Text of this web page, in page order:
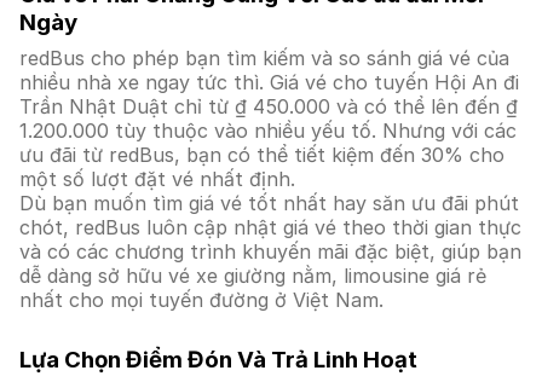
Ngày
redBus cho phép bạn tìm kiếm và so sánh giá vé của
nhiều nhà xe ngay tức thì. Giá vé cho tuyến Hội An đi
Trần Nhật Duật chỉ từ ₫ 450.000 và có thể lên đến ₫
1.200.000 tùy thuộc vào nhiều yếu tố. Nhưng với các
ưu đãi từ redBus, bạn có thể tiết kiệm đến 30% cho
một số lượt đặt vé nhất định.
Dù bạn muốn tìm giá vé tốt nhất hay săn ưu đãi phút
chót, redBus luôn cập nhật giá vé theo thời gian thực
và có các chương trình khuyến mãi đặc biệt, giúp bạn
dễ dàng sở hữu vé xe giường nằm, limousine giá rẻ
nhất cho mọi tuyến đường ở Việt Nam.
Lựa Chọn Điểm Đón Và Trả Linh Hoạt